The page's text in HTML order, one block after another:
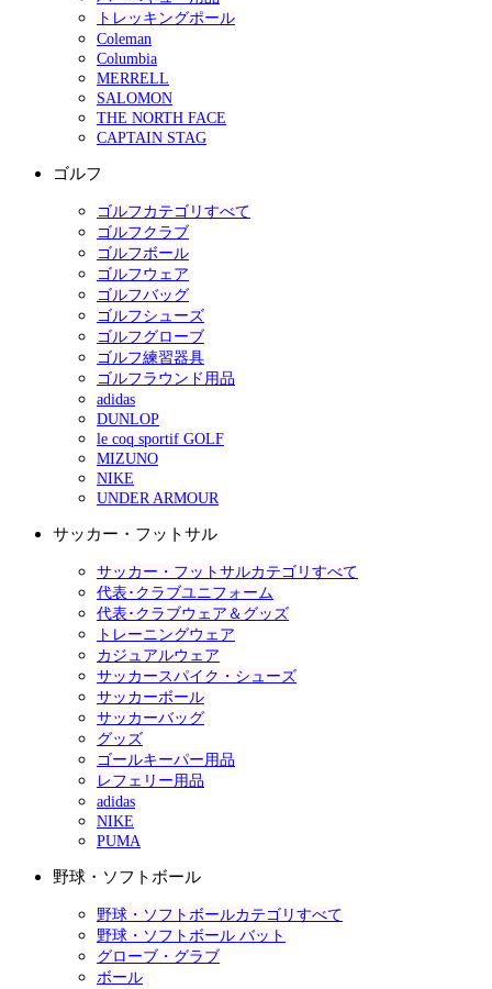
トレッキングポール
Coleman
Columbia
MERRELL
SALOMON
THE NORTH FACE
CAPTAIN STAG
ゴルフ
ゴルフカテゴリすべて
ゴルフクラブ
ゴルフボール
ゴルフウェア
ゴルフバッグ
ゴルフシューズ
ゴルフグローブ
ゴルフ練習器具
ゴルフラウンド用品
adidas
DUNLOP
le coq sportif GOLF
MIZUNO
NIKE
UNDER ARMOUR
サッカー・フットサル
サッカー・フットサルカテゴリすべて
代表･クラブユニフォーム
代表･クラブウェア＆グッズ
トレーニングウェア
カジュアルウェア
サッカースパイク・シューズ
サッカーボール
サッカーバッグ
グッズ
ゴールキーパー用品
レフェリー用品
adidas
NIKE
PUMA
野球・ソフトボール
野球・ソフトボールカテゴリすべて
野球・ソフトボール バット
グローブ・グラブ
ボール